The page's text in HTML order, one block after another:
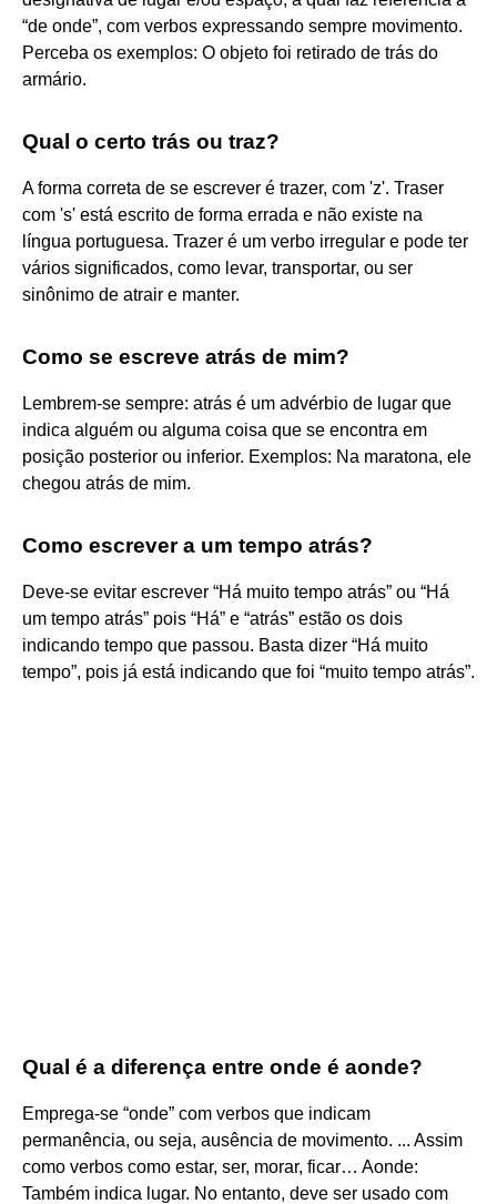
“de onde”, com verbos expressando sempre movimento.
Perceba os exemplos: O objeto foi retirado de trás do
armário.
Qual o certo trás ou traz?
A forma correta de se escrever é trazer, com 'z'. Traser
com 's' está escrito de forma errada e não existe na
língua portuguesa. Trazer é um verbo irregular e pode ter
vários significados, como levar, transportar, ou ser
sinônimo de atrair e manter.
Como se escreve atrás de mim?
Lembrem-se sempre: atrás é um advérbio de lugar que
indica alguém ou alguma coisa que se encontra em
posição posterior ou inferior. Exemplos: Na maratona, ele
chegou atrás de mim.
Como escrever a um tempo atrás?
Deve-se evitar escrever “Há muito tempo atrás” ou “Há
um tempo atrás” pois “Há” e “atrás” estão os dois
indicando tempo que passou. Basta dizer “Há muito
tempo”, pois já está indicando que foi “muito tempo atrás”.
Qual é a diferença entre onde é aonde?
Emprega-se “onde” com verbos que indicam
permanência, ou seja, ausência de movimento. ... Assim
como verbos como estar, ser, morar, ficar… Aonde:
Também indica lugar. No entanto, deve ser usado com